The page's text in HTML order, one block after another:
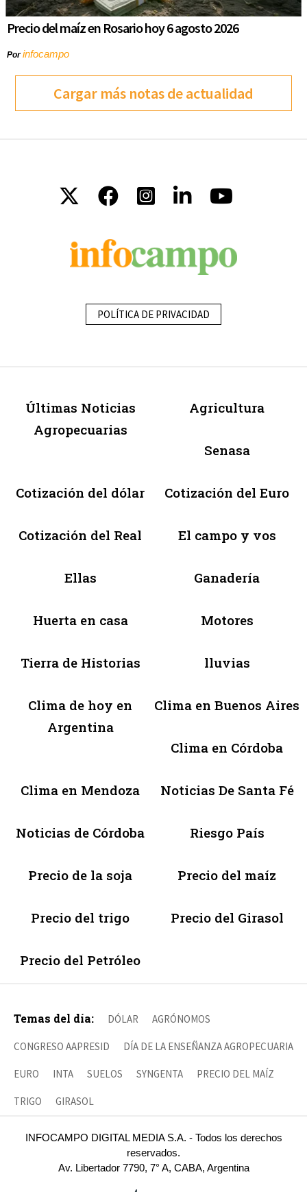
Precio del maíz en Rosario hoy 6 agosto 2026
Porinfocampo
Cargar más notas de actualidad
POLÍTICA DE PRIVACIDAD
Últimas Noticias
Agropecuarias
Agricultura
Senasa
Cotización del dólar Cotización del Euro
Cotización del Real El campo y vos
Ellas Ganadería
Huerta en casa Motores
Tierra de Historias lluvias
Clima de hoy en
Argentina
Clima en Buenos Aires
Clima en Córdoba
Clima en Mendoza Noticias De Santa Fé
Noticias de Córdoba Riesgo País
Precio de la soja Precio del maíz
Precio del trigo Precio del Girasol
Precio del Petróleo
Temas del día: DÓLAR AGRÓNOMOS
CONGRESO AAPRESID DÍA DE LA ENSEÑANZA AGROPECUARIA
EURO INTA SUELOS SYNGENTA PRECIO DEL MAÍZ
TRIGO GIRASOL
INFOCAMPO DIGITAL MEDIA S.A. - Todos los derechos
reservados.
Av. Libertador 7790, 7° A, CABA, Argentina